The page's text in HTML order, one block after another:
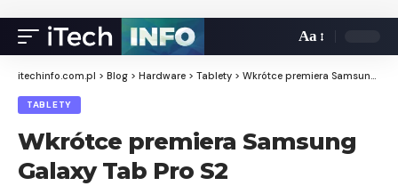
Aa
itechinfo.com.pl > Blog > Hardware > Tablety > Wkrótce premiera Samsung Galaxy Tab Pro S2
TABLETY
Wkrótce premiera Samsung
Galaxy Tab Pro S2